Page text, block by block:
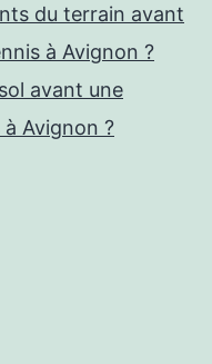
du terrain avant
à Avignon ?
avant une
Avignon ?